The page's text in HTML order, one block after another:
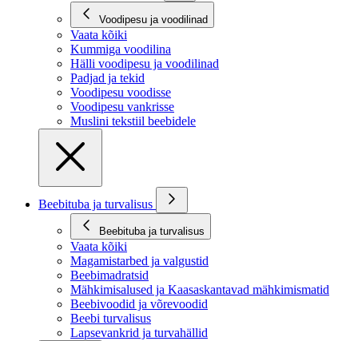
Voodipesu ja voodilinad
Vaata kõiki
Kummiga voodilina
Hälli voodipesu ja voodilinad
Padjad ja tekid
Voodipesu voodisse
Voodipesu vankrisse
Muslini tekstiil beebidele
Beebituba ja turvalisus
Beebituba ja turvalisus
Vaata kõiki
Magamistarbed ja valgustid
Beebimadratsid
Mähkimisalused ja Kaasaskantavad mähkimismatid
Beebivoodid ja võrevoodid
Beebi turvalisus
Lapsevankrid ja turvahällid